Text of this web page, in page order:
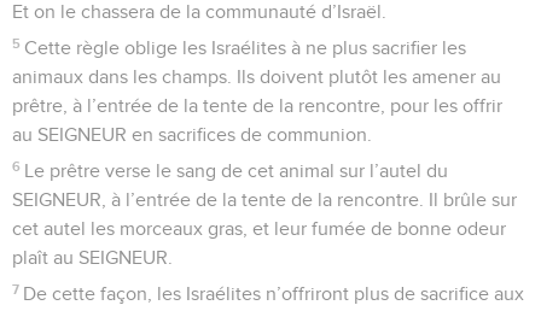
Et on le chassera de la communauté d’Israël.
5 Cette règle oblige les Israélites à ne plus sacrifier les
animaux dans les champs. Ils doivent plutôt les amener au
prêtre, à l’entrée de la tente de la rencontre, pour les offrir
au SEIGNEUR en sacrifices de communion.
6 Le prêtre verse le sang de cet animal sur l’autel du
SEIGNEUR, à l’entrée de la tente de la rencontre. Il brûle sur
cet autel les morceaux gras, et leur fumée de bonne odeur
plaît au SEIGNEUR.
7 De cette façon, les Israélites n’offriront plus de sacrifice aux